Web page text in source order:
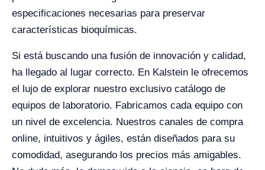
especificaciones necesarias para preservar
características bioquímicas.
Si está buscando una fusión de innovación y calidad,
ha llegado al lugar correcto. En Kalstein le ofrecemos
el lujo de explorar nuestro exclusivo catálogo de
equipos de laboratorio. Fabricamos cada equipo con
un nivel de excelencia. Nuestros canales de compra
online, intuitivos y ágiles, están diseñados para su
comodidad, asegurando los precios más amigables.